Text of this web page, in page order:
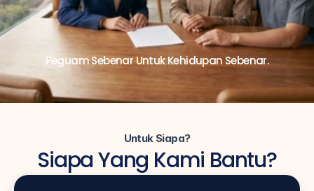
Peguam Sebenar Untuk Kehidupan Sebenar.
Untuk Siapa?
Siapa Yang Kami Bantu?